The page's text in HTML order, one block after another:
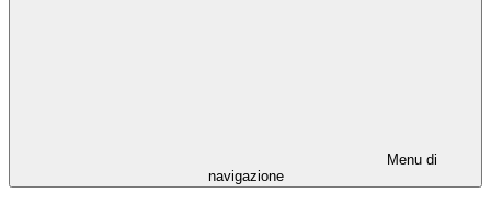
Menu di
navigazione